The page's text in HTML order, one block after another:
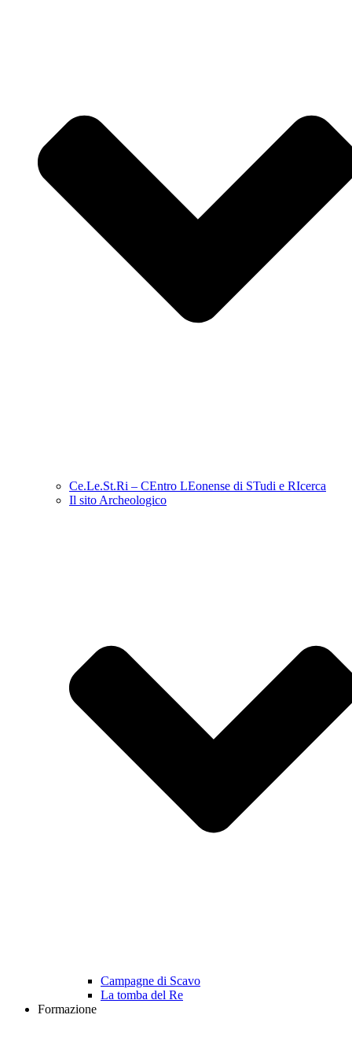
Ce.Le.St.Ri – CEntro LEonense di STudi e RIcerca
Il sito Archeologico
Campagne di Scavo
La tomba del Re
Formazione